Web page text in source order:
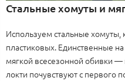
Стальные хомуты и
Используем стальные
пластиковых. Единственные
мягкой всесезонной обивки
локти почувствуют с первого